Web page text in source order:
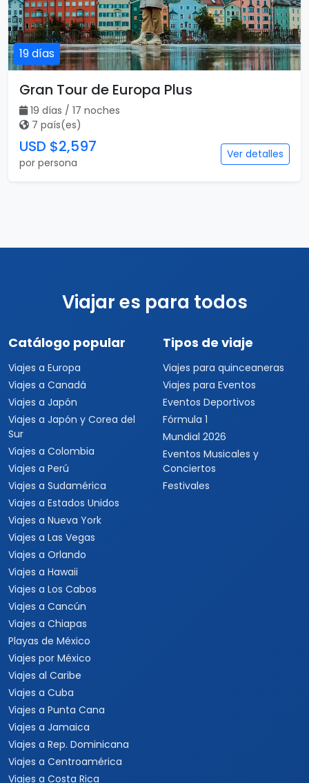
19 días
Gran Tour de Europa Plus
19 días / 17 noches
7 país(es)
USD $2,597
por persona
Ver detalles
Viajar es para todos
Catálogo popular
Viajes a Europa
Viajes a Canadá
Viajes a Japón
Viajes a Japón y Corea del
Sur
Viajes a Colombia
Viajes a Perú
Viajes a Sudamérica
Viajes a Estados Unidos
Viajes a Nueva York
Viajes a Las Vegas
Viajes a Orlando
Viajes a Hawaii
Viajes a Los Cabos
Viajes a Cancún
Viajes a Chiapas
Playas de México
Viajes por México
Viajes al Caribe
Viajes a Cuba
Viajes a Punta Cana
Viajes a Jamaica
Viajes a Rep. Dominicana
Viajes a Centroamérica
Viajes a Costa Rica
Tipos de viaje
Viajes para quinceaneras
Viajes para Eventos
Eventos Deportivos
Fórmula 1
Mundial 2026
Eventos Musicales y
Conciertos
Festivales